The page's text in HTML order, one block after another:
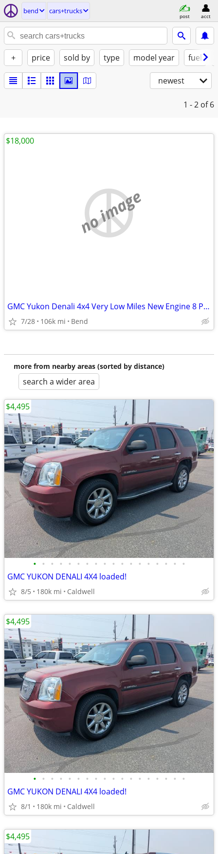
bend cars+trucks
post acct
+ price sold by type model year fuel
newest
1 - 2 of 6
no image
GMC Yukon Denali 4x4 Very Low Miles New Engine 8 Passenger
7/28 106k mi Bend
$18,000
more from nearby areas (sorted by distance)
search a wider area
• • • • • • • • • • • • • • • • • •
GMC YUKON DENALI 4X4 loaded!
8/5 180k mi Caldwell
$4,495
• • • • • • • • • • • • • • • • • •
GMC YUKON DENALI 4X4 loaded!
8/1 180k mi Caldwell
$4,495
$4,495